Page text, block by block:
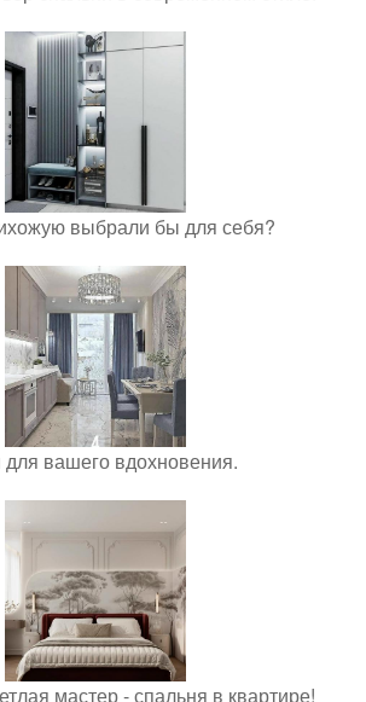
выбрали бы для себя?
вашего вдохновения.
мастер - спальня в квартире!